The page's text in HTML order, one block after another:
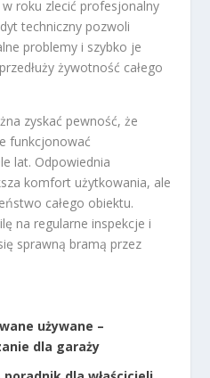
roku zlecić profesjonalny
techniczny pozwoli
problemy i szybko je
żywotność całego
zyskać pewność, że
funkcjonować
lat. Odpowiednia
komfort użytkowania, ale
całego obiektu.
na regularne inspekcje i
sprawną bramą przez
używane –
dla garaży